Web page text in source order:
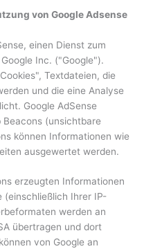
von Google Adsense
einen Dienst zum
Inc. ("Google").
Textdateien, die
und die eine Analyse
Google AdSense
(unsichtbare
können Informationen wie
ausgewertet werden.
erzeugten Informationen
(einschließlich Ihrer IP-
werden an
übertragen und dort
von Google an